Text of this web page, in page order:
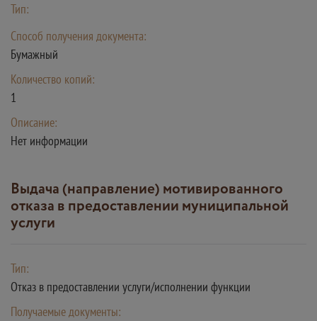
Тип:
Способ получения документа:
Бумажный
Количество копий:
1
Описание:
Нет информации
Выдача (направление) мотивированного
отказа в предоставлении муниципальной
услуги
Тип:
Отказ в предоставлении услуги/исполнении функции
Получаемые документы: